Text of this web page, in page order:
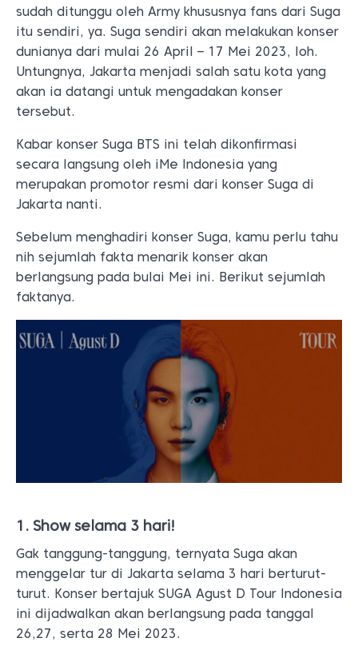
sudah ditunggu oleh Army khususnya fans dari Suga
itu sendiri, ya. Suga sendiri akan melakukan konser
dunianya dari mulai 26 April – 17 Mei 2023, loh.
Untungnya, Jakarta menjadi salah satu kota yang
akan ia datangi untuk mengadakan konser
tersebut.
Kabar konser Suga BTS ini telah dikonfirmasi
secara langsung oleh iMe Indonesia yang
merupakan promotor resmi dari konser Suga di
Jakarta nanti.
Sebelum menghadiri konser Suga, kamu perlu tahu
nih sejumlah fakta menarik konser akan
berlangsung pada bulai Mei ini. Berikut sejumlah
faktanya.
1. Show selama 3 hari!
Gak tanggung-tanggung, ternyata Suga akan
menggelar tur di Jakarta selama 3 hari berturut-
turut. Konser bertajuk SUGA Agust D Tour Indonesia
ini dijadwalkan akan berlangsung pada tanggal
26,27, serta 28 Mei 2023.